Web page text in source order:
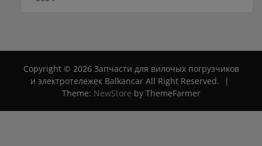
Copyright © 2026 Запчасти для вилочых погрузчиков
и электротележек Balkancar All Right Reserved.
|
Theme: NewStore by ThemeFarmer